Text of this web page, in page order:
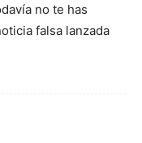
no te has
falsa lanzada